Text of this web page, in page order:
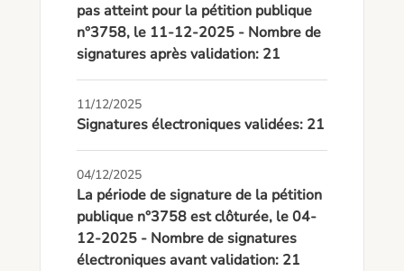
pas atteint pour la pétition publique
n°3758, le 11-12-2025 - Nombre de
signatures après validation: 21
11/12/2025
Signatures électroniques validées: 21
04/12/2025
La période de signature de la pétition
publique n°3758 est clôturée, le 04-
12-2025 - Nombre de signatures
électroniques avant validation: 21